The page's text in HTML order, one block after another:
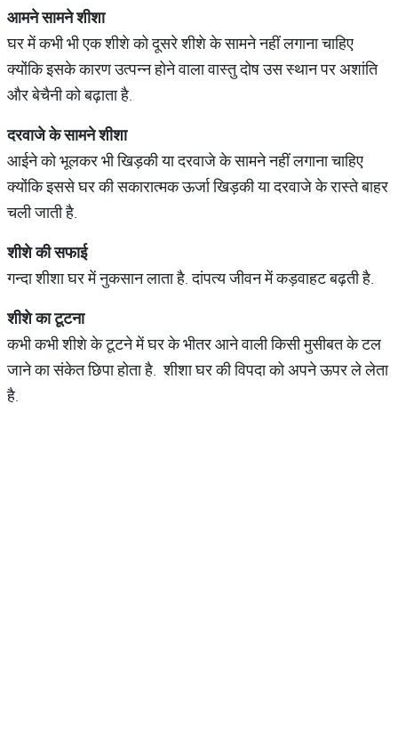
आमनेसामनेशीशा
घर में कभी भी एक शीशे को दूसरे शीशे के सामने नहीं लगाना चाहिए
क्योंकि इसके कारण उत्पन्न होने वाला वास्तु दोष उस स्थान पर अशांति
और बेचैनी को बढ़ाता है.
दरवाजेकेसामनेशीशा
आईने को भूलकर भी खिड़की या दरवाजे के सामने नहीं लगाना चाहिए
क्योंकि इससे घर की सकारात्मक ऊर्जा खिड़की या दरवाजे के रास्ते बाहर
चली जाती है.
शीशेकीसफाई
गन्दा शीशा घर में नुकसान लाता है. दांपत्य जीवन में कड़वाहट बढ़ती है.
शीशेकाटूटना
कभी कभी शीशे के टूटने में घर के भीतर आने वाली किसी मुसीबत के टल
जाने का संकेत छिपा होता है. शीशा घर की विपदा को अपने ऊपर ले लेता
है.